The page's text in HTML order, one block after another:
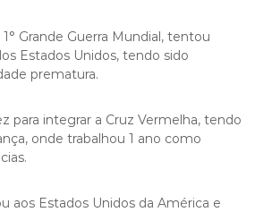
Grande Guerra Mundial, tentou
Estados Unidos, tendo sido
prematura.
para integrar a Cruz Vermelha, tendo
onde trabalhou 1 ano como
aos Estados Unidos da América e